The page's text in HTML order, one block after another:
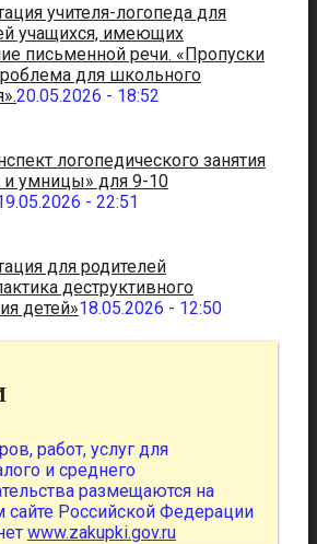
учителя-логопеда для
учащихся, имеющих
письменной речи. «Пропуски
для школьного
20.05.2026 - 18:52
логопедического занятия
и умницы» для 9-10
- 22:51
для родителей
деструктивного
детей»18.05.2026 - 12:50
работ, услуг для
и среднего
размещаются на
Российской Федерации
www.zakupki.gov.ru